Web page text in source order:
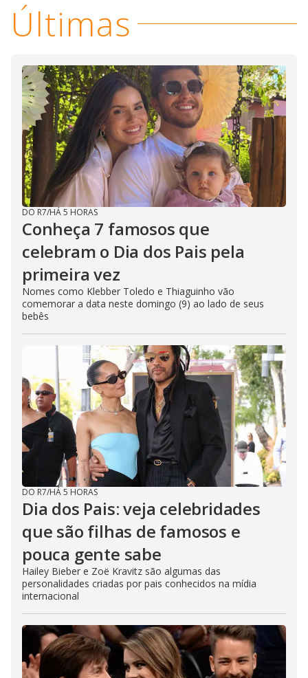
Últimas
DO R7/HÁ 5 HORAS
Conheça 7 famosos que
celebram o Dia dos Pais pela
primeira vez
Nomes como Klebber Toledo e Thiaguinho vão
comemorar a data neste domingo (9) ao lado de seus
bebês
DO R7/HÁ 5 HORAS
Dia dos Pais: veja celebridades
que são filhas de famosos e
pouca gente sabe
Hailey Bieber e Zoë Kravitz são algumas das
personalidades criadas por pais conhecidos na mídia
internacional